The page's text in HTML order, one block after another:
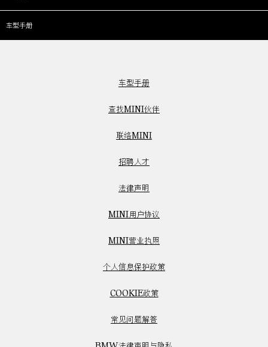
车型手册
车型手册
查找MINI伙伴
联络MINI
招聘人才
法律声明
MINI用户协议
MINI营业执照
个人信息保护政策
COOKIE政策
常见问题解答